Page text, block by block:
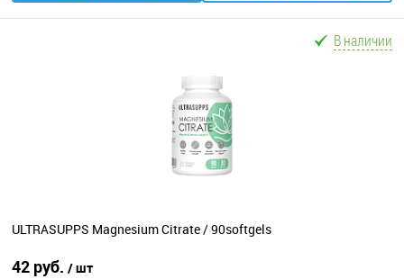
В наличии
ULTRASUPPS Magnesium Citrate / 90softgels
42 руб. / шт